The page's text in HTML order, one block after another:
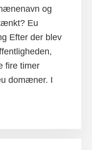
og
Eu
Efter der blev
fire timer
domæner. I